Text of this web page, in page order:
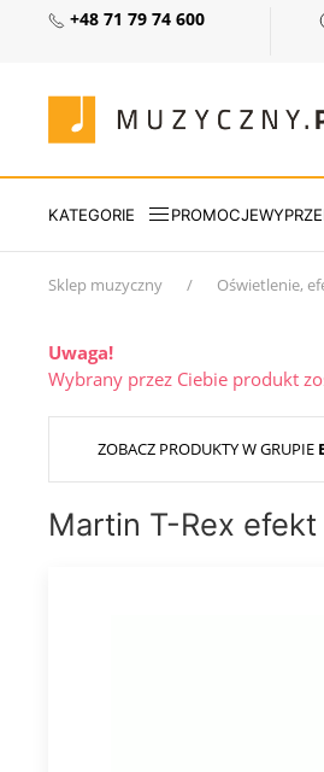
+48 71 79 74 600
KATEGORIE PROMOCJE
Sklep muzyczny Oświetlenie,
Uwaga!
Wybrany przez Ciebie produkt
ZOBACZ PRODUKTY W GRUPIE
Martin T-Rex